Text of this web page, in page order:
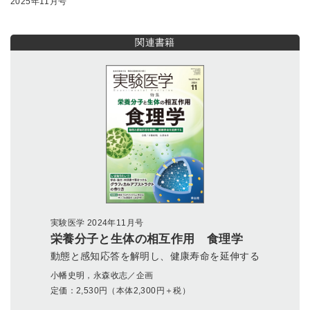
関連書籍
実験医学 2024年11月号
栄養分子と生体の相互作用 食理学
動態と感知応答を解明し、健康寿命を延伸する
小幡史明，永森收志／企画
定価： 2,530円（本体2,300円＋税）